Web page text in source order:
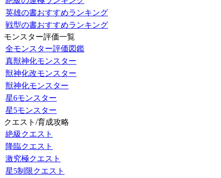
英雄の書おすすめランキング
戦型の書おすすめランキング
モンスター評価一覧
全モンスター評価図鑑
真獣神化モンスター
獣神化改モンスター
獣神化モンスター
星6モンスター
星5モンスター
クエスト/育成攻略
絶級クエスト
降臨クエスト
激究極クエスト
星5制限クエスト